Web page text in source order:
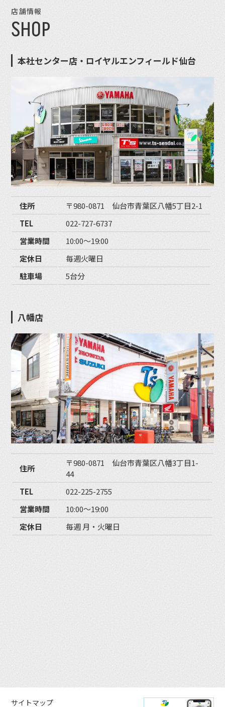
店舗情報
SHOP
本社センター店・ロイヤルエンフィールド仙台
住所
〒980-0871 仙台市青葉区八幡5丁目2-1
TEL
022-727-6737
営業時間
10:00〜19:00
定休日
毎週火曜日
駐車場
5台分
八幡店
住所
〒980-0871 仙台市青葉区八幡3丁目1-
44
TEL
022-225-2755
営業時間
10:00〜19:00
定休日
毎週 月・火曜日
サイトマップ